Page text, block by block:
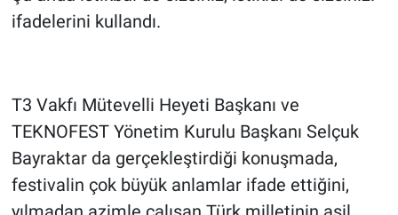
ifadelerini kullandı.
T3 Vakfı Mütevelli Heyeti Başkanı ve
TEKNOFEST Yönetim Kurulu Başkanı Selçuk
Bayraktar da gerçekleştirdiği konuşmada,
festivalin çok büyük anlamlar ifade ettiğini,